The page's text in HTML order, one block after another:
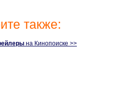
также:
на Кинопоиске >>